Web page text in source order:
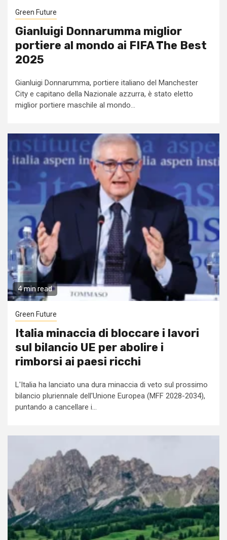
Green Future
Gianluigi Donnarumma miglior
portiere al mondo ai FIFA The Best
2025
Gianluigi Donnarumma, portiere italiano del Manchester
City e capitano della Nazionale azzurra, è stato eletto
miglior portiere maschile al mondo...
4 min read
Green Future
Italia minaccia di bloccare i lavori
sul bilancio UE per abolire i
rimborsi ai paesi ricchi
L'Italia ha lanciato una dura minaccia di veto sul prossimo
bilancio pluriennale dell'Unione Europea (MFF 2028-2034),
puntando a cancellare i...